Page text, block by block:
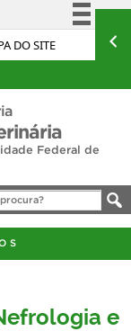
DO SITE
informação
Federal de
e